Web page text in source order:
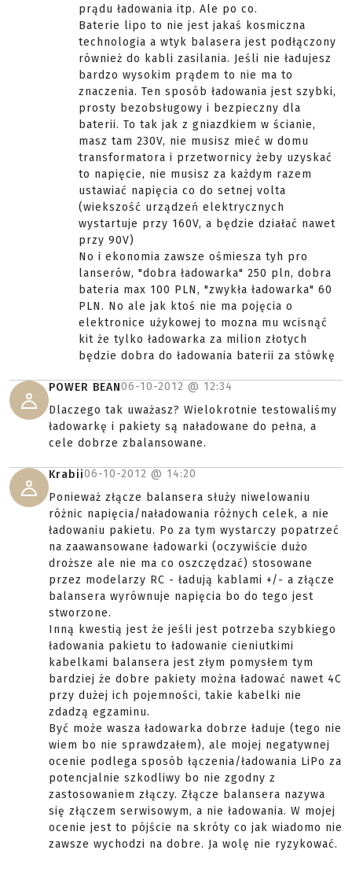
prądu ładowania itp. Ale po co.
Baterie lipo to nie jest jakaś kosmiczna
technologia a wtyk balasera jest podłączony
również do kabli zasilania. Jeśli nie ładujesz
bardzo wysokim prądem to nie ma to
znaczenia. Ten sposób ładowania jest szybki,
prosty bezobsługowy i bezpieczny dla
baterii. To tak jak z gniazdkiem w ścianie,
masz tam 230V, nie musisz mieć w domu
transformatora i przetwornicy żeby uzyskać
to napięcie, nie musisz za każdym razem
ustawiać napięcia co do setnej volta
(wiekszość urządzeń elektrycznych
wystartuje przy 160V, a będzie działać nawet
przy 90V)
No i ekonomia zawsze ośmiesza tyh pro
lanserów, "dobra ładowarka" 250 pln, dobra
bateria max 100 PLN, "zwykła ładowarka" 60
PLN. No ale jak ktoś nie ma pojęcia o
elektronice użykowej to mozna mu wcisnąć
kit że tylko ładowarka za milion złotych
będzie dobra do ładowania baterii za stówkę
POWER BEAN06-10-2012 @ 12:34
Dlaczego tak uważasz? Wielokrotnie testowaliśmy
ładowarkę i pakiety są naładowane do pełna, a
cele dobrze zbalansowane.
Krabii06-10-2012 @ 14:20
Ponieważ złącze balansera służy niwelowaniu
różnic napięcia/naładowania różnych celek, a nie
ładowaniu pakietu. Po za tym wystarczy popatrzeć
na zaawansowane ładowarki (oczywiście dużo
droższe ale nie ma co oszczędzać) stosowane
przez modelarzy RC - ładują kablami +/- a złącze
balansera wyrównuje napięcia bo do tego jest
stworzone.
Inną kwestią jest że jeśli jest potrzeba szybkiego
ładowania pakietu to ładowanie cieniutkimi
kabelkami balansera jest złym pomysłem tym
bardziej że dobre pakiety można ładować nawet 4C
przy dużej ich pojemności, takie kabelki nie
zdadzą egzaminu.
Być może wasza ładowarka dobrze ładuje (tego nie
wiem bo nie sprawdzałem), ale mojej negatywnej
ocenie podlega sposób łączenia/ładowania LiPo za
potencjalnie szkodliwy bo nie zgodny z
zastosowaniem złączy. Złącze balansera nazywa
się złączem serwisowym, a nie ładowania. W mojej
ocenie jest to pójście na skróty co jak wiadomo nie
zawsze wychodzi na dobre. Ja wolę nie ryzykować.